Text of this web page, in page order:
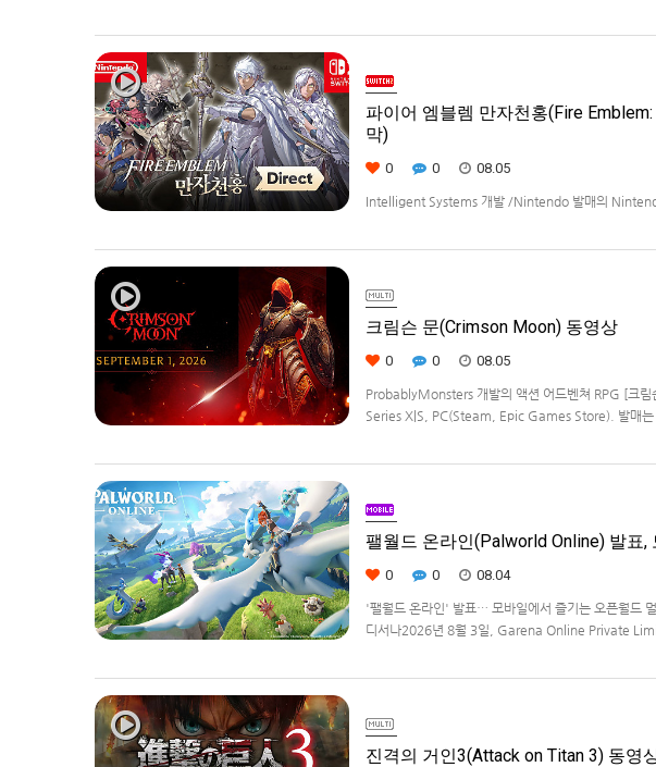
파이어 엠블렘 만자천홍(Fire
막)
0 0 08.05
Intelligent Systems 개발 /Nintendo 발매의
크림슨 문(Crimson Moon) 동영상
0 0 08.05
ProbablyMonsters 개발의 액션 어드벤쳐 RPG [크
Series X|S, PC(Steam, Epic Games Store). 발매
팰월드 온라인(Palworld Online) 발표
0 0 08.04
'팰월드 온라인' 발표… 모바일에서 즐기는 오픈월드
디서나2026년 8월 3일, Garena Online Private
진격의 거인3(Attack on Titan 3) 동영